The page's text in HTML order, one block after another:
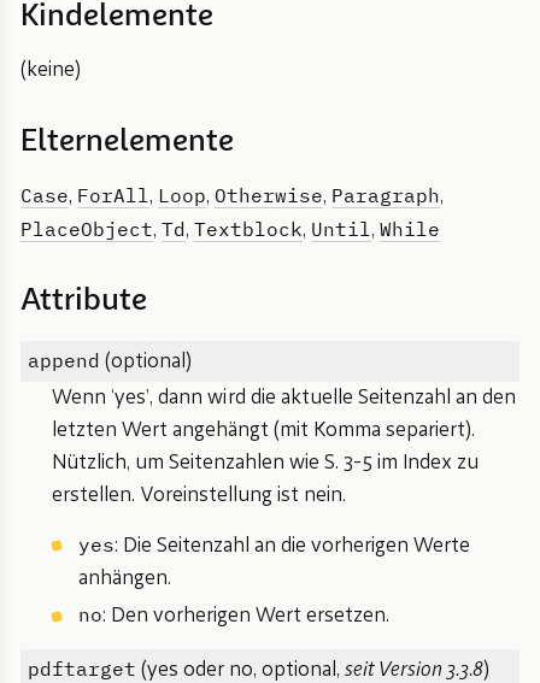
Kindelemente
(keine)
Elternelemente
Case, ForAll , Loop, Otherwise, Paragraph,
PlaceObject, Td, Textblock, Until , While
Attribute
append (optional)
Wenn ‘yes’, dann wird die aktuelle Seitenzahl an den
letzten Wert angehängt (mit Komma separiert).
Nützlich, um Seitenzahlen wie S. 3-5 im Index zu
erstellen. Voreinstellung ist nein.
yes: Die Seitenzahl an die vorherigen Werte
anhängen.
no: Den vorherigen Wert ersetzen.
pdftarget (yes oder no, optional, seit Version 3.3.8)